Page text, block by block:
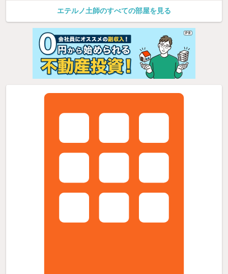
エテルノ土師のすべての部屋を見る